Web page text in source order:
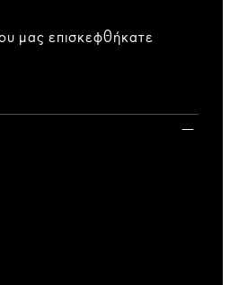
μας επισκεφθήκατε